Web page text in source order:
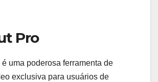
Pro
uma poderosa ferramenta de
exclusiva para usuários de